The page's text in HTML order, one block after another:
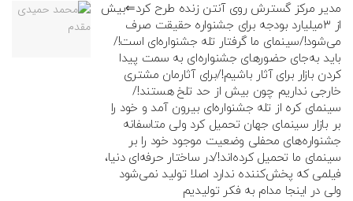
مدیر مرکز گسترش روی آنتن زنده طرح کرد⇐بیش
از ۳میلیارد بودجه برای جشنواره حقیقت صرف
می‌شود!/سینمای ما گرفتار تله جشنواره‌ای است!/
باید به‌جای حضورهای جشنواره‌ای به سمت پیدا
کردن بازار برای آثار باشیم!/برای آثارمان مشتری
خارجی نداریم چون بیش از حد تلخ هستند!/
سینمای کره از تله جشنواره‌ای بیرون آمد و خود را
بر بازار سینمای جهان تحمیل کرد ولی متاسفانه
جشنواره‌های محفلی وضعیت موجود خود را بر
سینمای ما تحمیل کرده‌اند!/در ساختار حرفه‌ای دنیا،
فیلمی که پخش‌کننده ندارد اصلا تولید نمی‌شود
ولی در اینجا مدام به فکر تولیدیم